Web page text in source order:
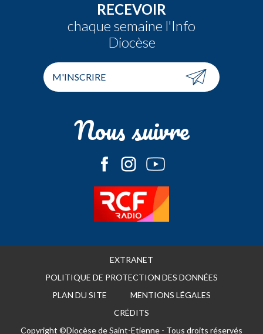
RECEVOIR
chaque semaine l'Info
Diocèse
M'INSCRIRE
Nous suivre
EXTRANET
POLITIQUE DE PROTECTION DES DONNÉES
PLAN DU SITE
MENTIONS LÉGALES
CRÉDITS
Copyright ©Diocèse de Saint-Etienne - Tous droits réservés